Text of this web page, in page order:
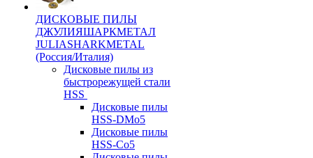
ДИСКОВЫЕ ПИЛЫ
ДЖУЛИЯШАРКМЕТАЛ
JULIASHARKMETAL
(Россия/Италия)
Дисковые пилы из
быстрорежущей стали
HSS
Дисковые пилы
HSS-DMo5
Дисковые пилы
HSS-Co5